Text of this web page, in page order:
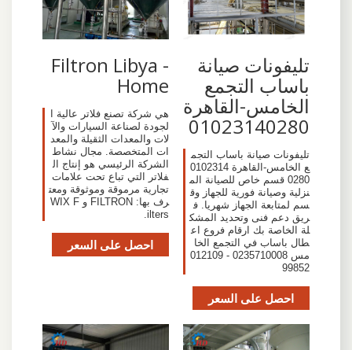
تليفونات صيانة
باساب التجمع
الخامس-القاهرة
01023140280
تليفونات صيانة باساب التجم
ع الخامس-القاهرة 0102314
0280 قسم خاص للصيانة الم
نزلية وصيانة فورية للجهاز وق
سم لمتابعة الجهاز شهريا. ف
ريق دعم فنى وتحديد المشك
لة الخاصة بك ارقام فروع اع
طال باساب في التجمع الخا
مس 0235710008 - 012109
99852
احصل على السعر
Filtron Libya -
Home
هي شركة تصنع فلاتر عالية ا
لجودة لصناعة السيارات والآ
لات والمعدات الثقيلة والمعد
ات المتخصصة. مجال نشاط
الشركة الرئيسي هو إنتاج ال
فلاتر التي تباع تحت علامات
تجارية مرموقة وموثوقة ومعت
رف بها: FILTRON و WIX F
ilters.
احصل على السعر